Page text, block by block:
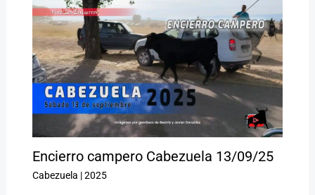
Encierro campero Cabezuela 13/09/25
Cabezuela |2025